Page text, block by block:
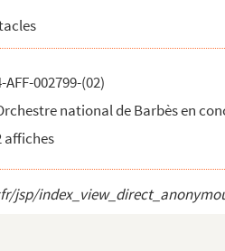
AFF-002799-(02)
national de Barbès en
affiches